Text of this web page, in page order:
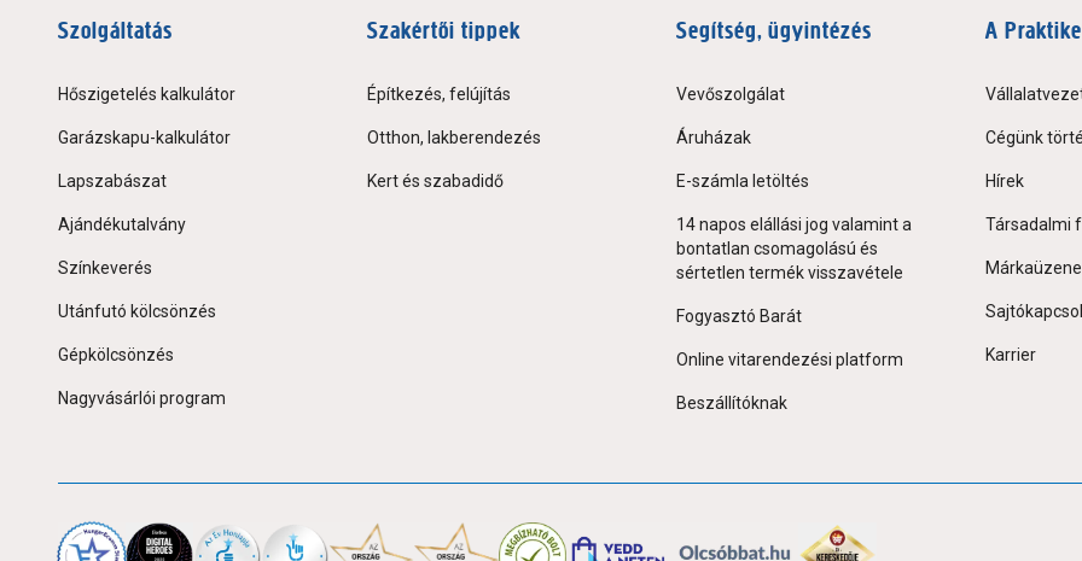
Szolgáltatás
Hőszigetelés kalkulátor
Garázskapu-kalkulátor
Lapszabászat
Ajándékutalvány
Színkeverés
Utánfutó kölcsönzés
Gépkölcsönzés
Nagyvásárlói program
Szakértői tippek
Építkezés, felújítás
Otthon, lakberendezés
Kert és szabadidő
Segítség, ügyintézés
Vevőszolgálat
Áruházak
E-számla letöltés
14 napos elállási jog valamint a
bontatlan csomagolású és
sértetlen termék visszavétele
Fogyasztó Barát
Online vitarendezési platform
Beszállítóknak
A
Cégünk
Hírek
Társadalmi
Karrier